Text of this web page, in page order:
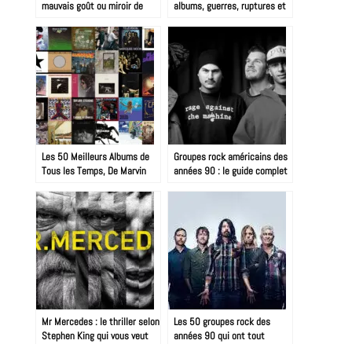
mauvais goût ou miroir de
albums, guerres, ruptures et
Les 50 Meilleurs Albums de
Tous les Temps, De Marvin
Révolutions Sonores
Groupes rock américains des
années 90 : le guide complet
Mr Mercedes : le thriller selon
Stephen King qui vous veut
Les 50 groupes rock des
années 90 qui ont tout